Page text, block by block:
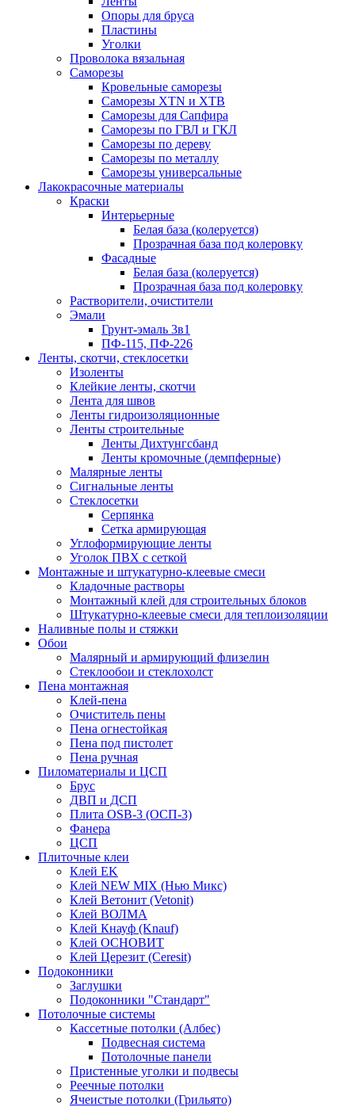
Опоры для бруса
Пластины
Уголки
Проволока вязальная
Саморезы
Кровельные саморезы
Саморезы XTN и ХTB
Саморезы для Сапфира
Саморезы по ГВЛ и ГКЛ
Саморезы по дереву
Саморезы по металлу
Саморезы универсальные
Лакокрасочные материалы
Краски
Интерьерные
Белая база (колеруется)
Прозрачная база под колеровку
Фасадные
Белая база (колеруется)
Прозрачная база под колеровку
Растворители, очистители
Эмали
Грунт-эмаль 3в1
ПФ-115, ПФ-226
Ленты, скотчи, стеклосетки
Изоленты
Клейкие ленты, скотчи
Лента для швов
Ленты гидроизоляционные
Ленты строительные
Ленты Дихтунгсбанд
Ленты кромочные (демпферные)
Малярные ленты
Сигнальные ленты
Стеклосетки
Серпянка
Сетка армирующая
Углоформирующие ленты
Уголок ПВХ с сеткой
Монтажные и штукатурно-клеевые смеси
Кладочные растворы
Монтажный клей для строительных блоков
Штукатурно-клеевые смеси для теплоизоляции
Наливные полы и стяжки
Обои
Малярный и армирующий флизелин
Стеклообои и стеклохолст
Пена монтажная
Клей-пена
Очиститель пены
Пена огнестойкая
Пена под пистолет
Пена ручная
Пиломатериалы и ЦСП
Брус
ДВП и ДСП
Плита OSB-3 (ОСП-3)
Фанера
ЦСП
Плиточные клеи
Клей EK
Клей NEW MIX (Нью Микс)
Клей Ветонит (Vetonit)
Клей ВОЛМА
Клей Кнауф (Knauf)
Клей ОСНОВИТ
Клей Церезит (Ceresit)
Подоконники
Заглушки
Подоконники "Стандарт"
Потолочные системы
Кассетные потолки (Албес)
Подвесная система
Потолочные панели
Пристенные уголки и подвесы
Реечные потолки
Ячеистые потолки (Грильято)